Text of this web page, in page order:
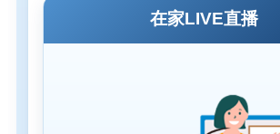
在家LIVE直播